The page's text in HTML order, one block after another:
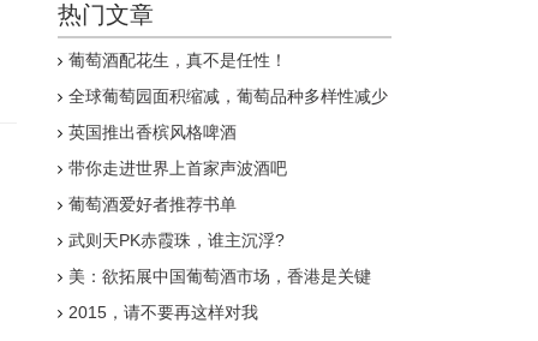
热门文章
葡萄酒配花生，真不是任性！
全球葡萄园面积缩减，葡萄品种多样性减少
英国推出香槟风格啤酒
带你走进世界上首家声波酒吧
葡萄酒爱好者推荐书单
武则天PK赤霞珠，谁主沉浮?
美：欲拓展中国葡萄酒市场，香港是关键
2015，请不要再这样对我